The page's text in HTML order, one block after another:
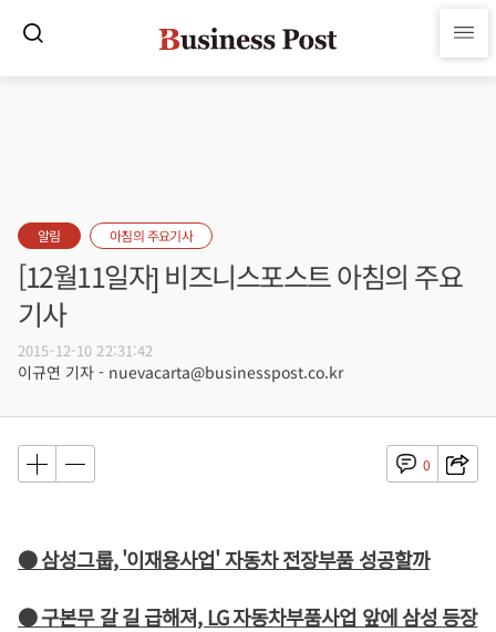
알림 아침의 주요기사
[12월11일자] 비즈니스포스트 아침의 주요
기사
2015-12-10 22:31:42
이규연 기자 - nuevacarta@businesspost.co.kr
0
● 삼성그룹, '이재용사업' 자동차 전장부품 성공할까
● 구본무 갈 길 급해져, LG 자동차부품사업 앞에 삼성 등장